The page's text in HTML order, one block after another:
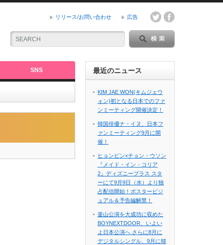
リリース/お問い合わせ 広告
SNS 最近のニュース
KIM JAE WON(キムジェウ
ォン)初となる日本でのファ
ンミーティング開催決定！
韓国俳優ナ・イヌ、日本フ
ァンミーティング9月に開
催！
ヒョンビン×チョン・ウソン
『メイド・イン・コリア
2』ディズニープラス スタ
ーにて9月9日（水）より独
占配信開始！ポスタービジ
ュアル＆予告編解禁！
釜山公演を大成功に収めた
BOYNEXTDOOR、いよい
よ日本公演へ さらに8月に
デジタルシングル、9月に韓